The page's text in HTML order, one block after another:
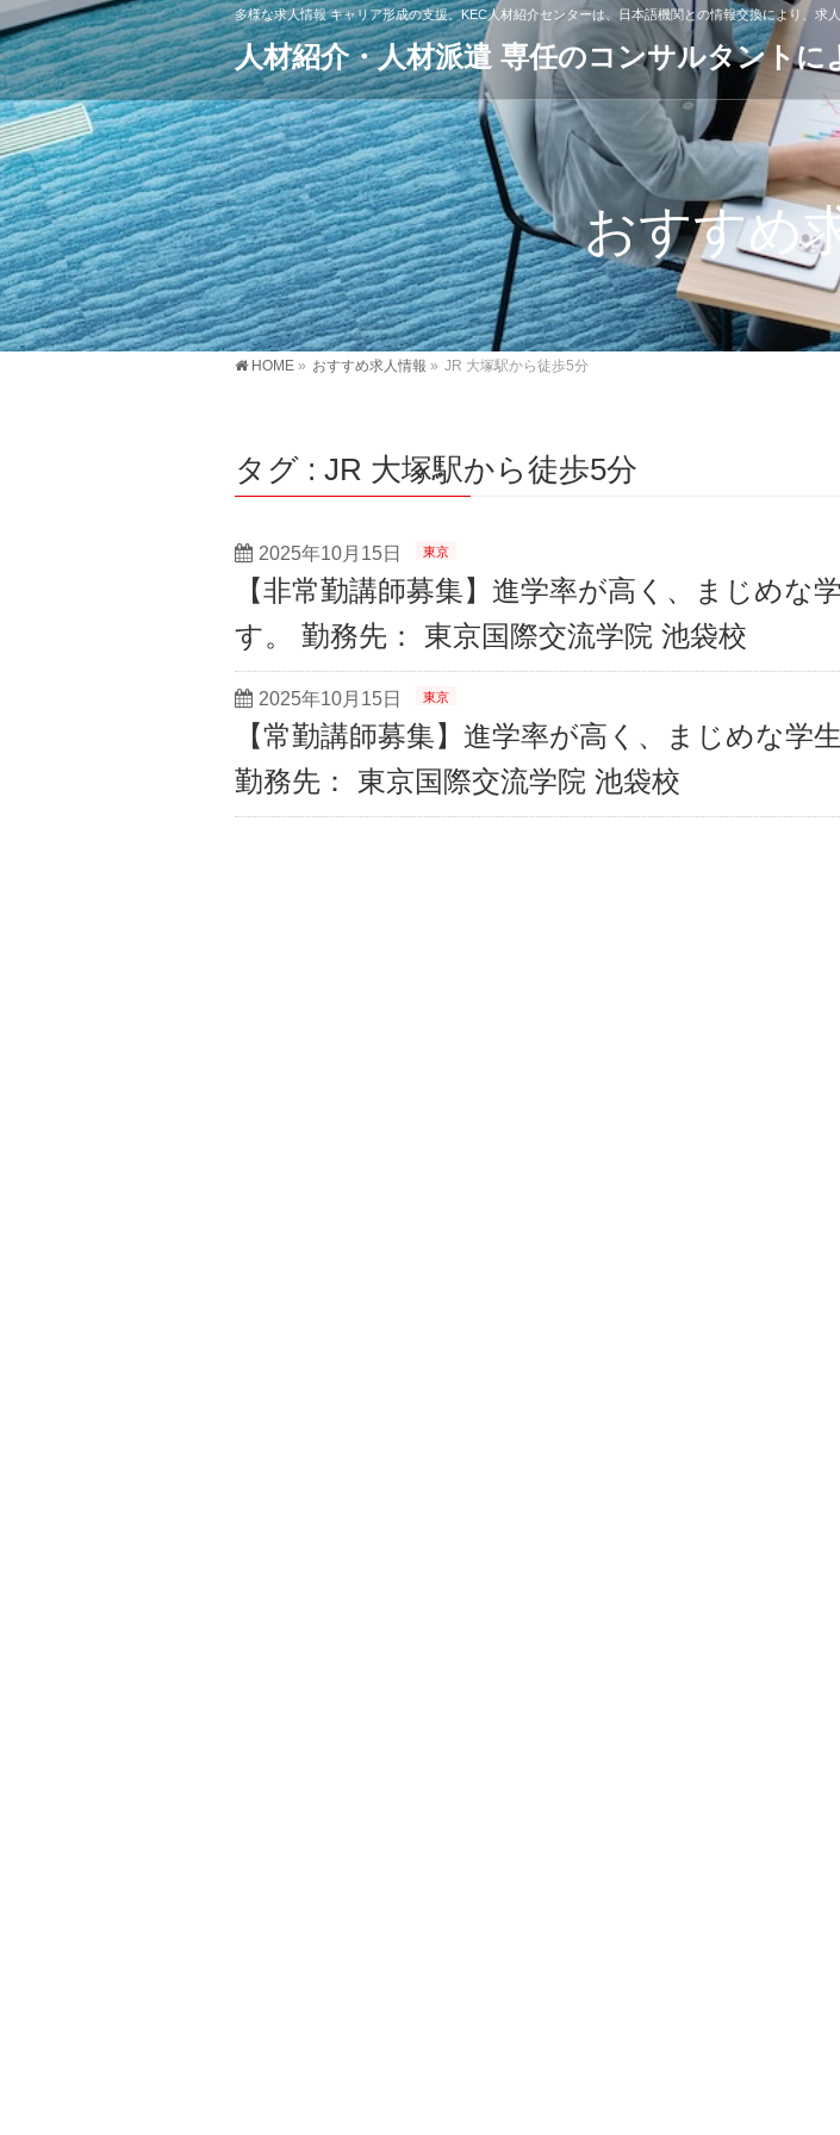
多様な求人情報 キャリア形成の支援。KEC人材紹介センターは、日本語機関との情報交換により、求
人材紹介・人材派遣 専任のコンサルタントに
おすすめ
HOME » おすすめ求人情報 » JR 大塚駅から徒歩5分
タグ : JR 大塚駅から徒歩5分
2025年10月15日 東京
【非常勤講師募集】進学率が高く、まじめな
す。 勤務先： 東京国際交流学院 池袋校
2025年10月15日 東京
【常勤講師募集】進学率が高く、まじめな学
勤務先： 東京国際交流学院 池袋校